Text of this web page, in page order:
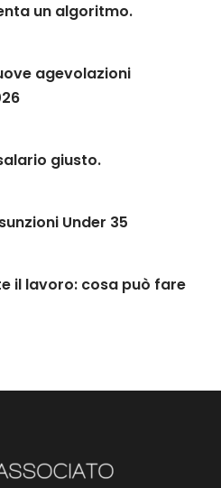
un algoritmo.
agevolazioni
giusto.
Under 35
il lavoro: cosa può fare